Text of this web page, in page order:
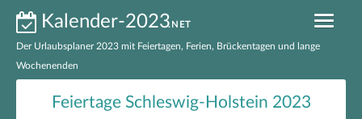
Kalender-2023.NET
Der Urlaubsplaner 2023 mit Feiertagen, Ferien, Brückentagen und lange
Wochenenden
Feiertage Schleswig-Holstein 2023